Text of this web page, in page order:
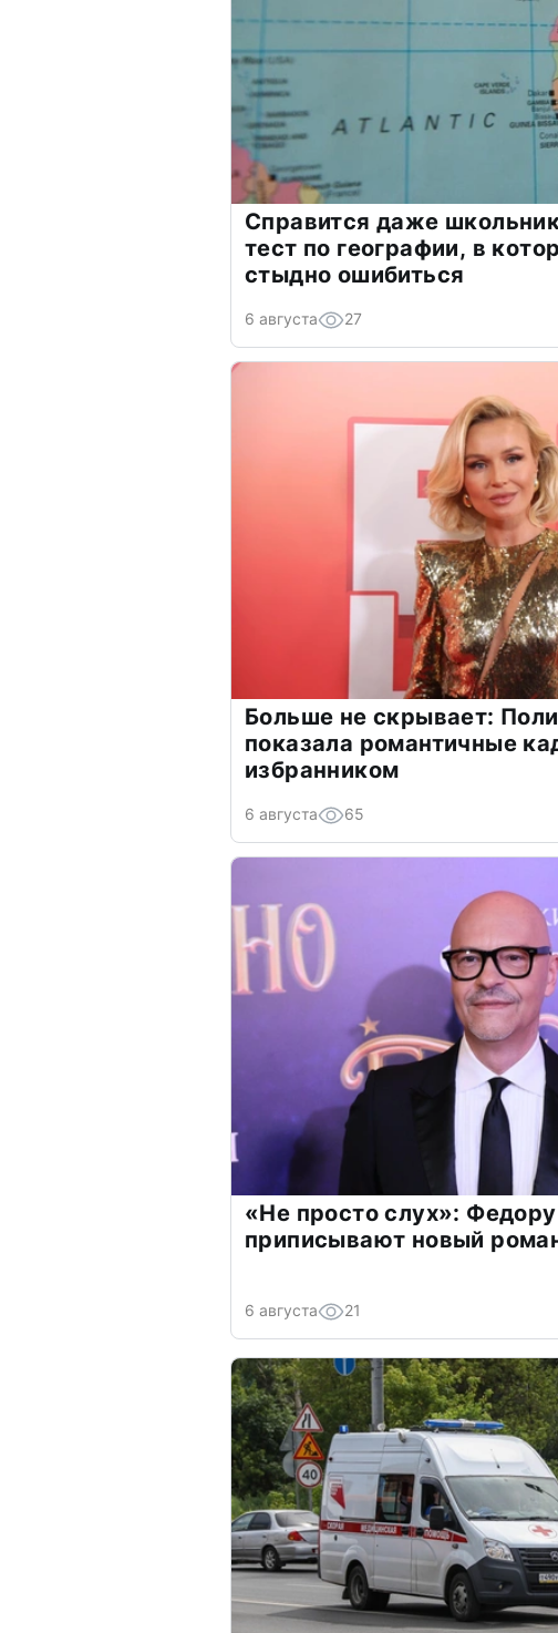
Справится даже
тест по географии, в
стыдно ошибиться
6 августа 27
Больше не скрывает:
показала романтичные
избранником
6 августа 65
«Не просто слух»:
приписывают новый
6 августа 21